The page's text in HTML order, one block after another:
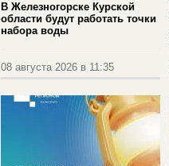
В Железногорске Курской
области будут работать точки
набора воды
08 августа 2026 в 11:35